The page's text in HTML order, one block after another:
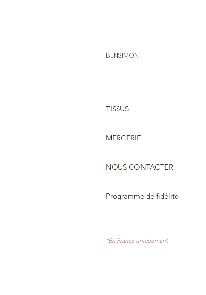
BENSIMON
TISSUS
MERCERIE
NOUS CONTACTER
Programme de fidélité
*En France uniquement